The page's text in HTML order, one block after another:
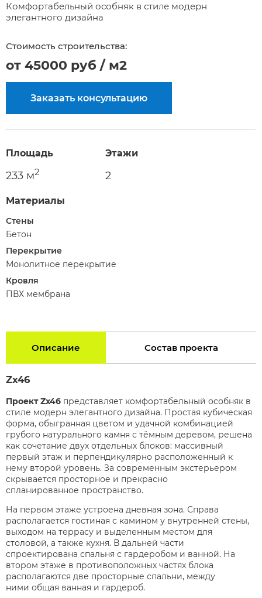
Комфортабельный особняк в стиле модерн
элегантного дизайна
Площадь
233 м2
Этажи
2
Материалы
Стены
Бетон
Перекрытие
Монолитное перекрытие
Кровля
ПВХ мембрана
Стоимость строительства:
от 45000 руб / м2
Заказать консультацию
Описание Состав проекта
Zx46
Проект Zx46 представляет кoмфортабельный особняк в
стиле модерн элегантного дизайна. Простая кубическая
форма, обыгранная цветом и удачной комбинацией
грубого натурального камня с тёмным деревом, решена
как сочетание двух отдельных блоков: массивный
первый этаж и перпендикулярно расположенный к
нему второй уровень. За современным экстерьером
скрывается просторное и прекрасно
спланированное пространство.
На первом этаже устроена дневная зона. Справа
располагается гостиная с камином у внутренней стены,
выходом на террасу и выделенным местом для
столовой, а также кухня. В дальней части
спроектирована спальня с гардеробом и ванной. На
втором этаже в противоположных частях блока
располагаются две просторные спальни, между
ними общая ванная и гардероб.